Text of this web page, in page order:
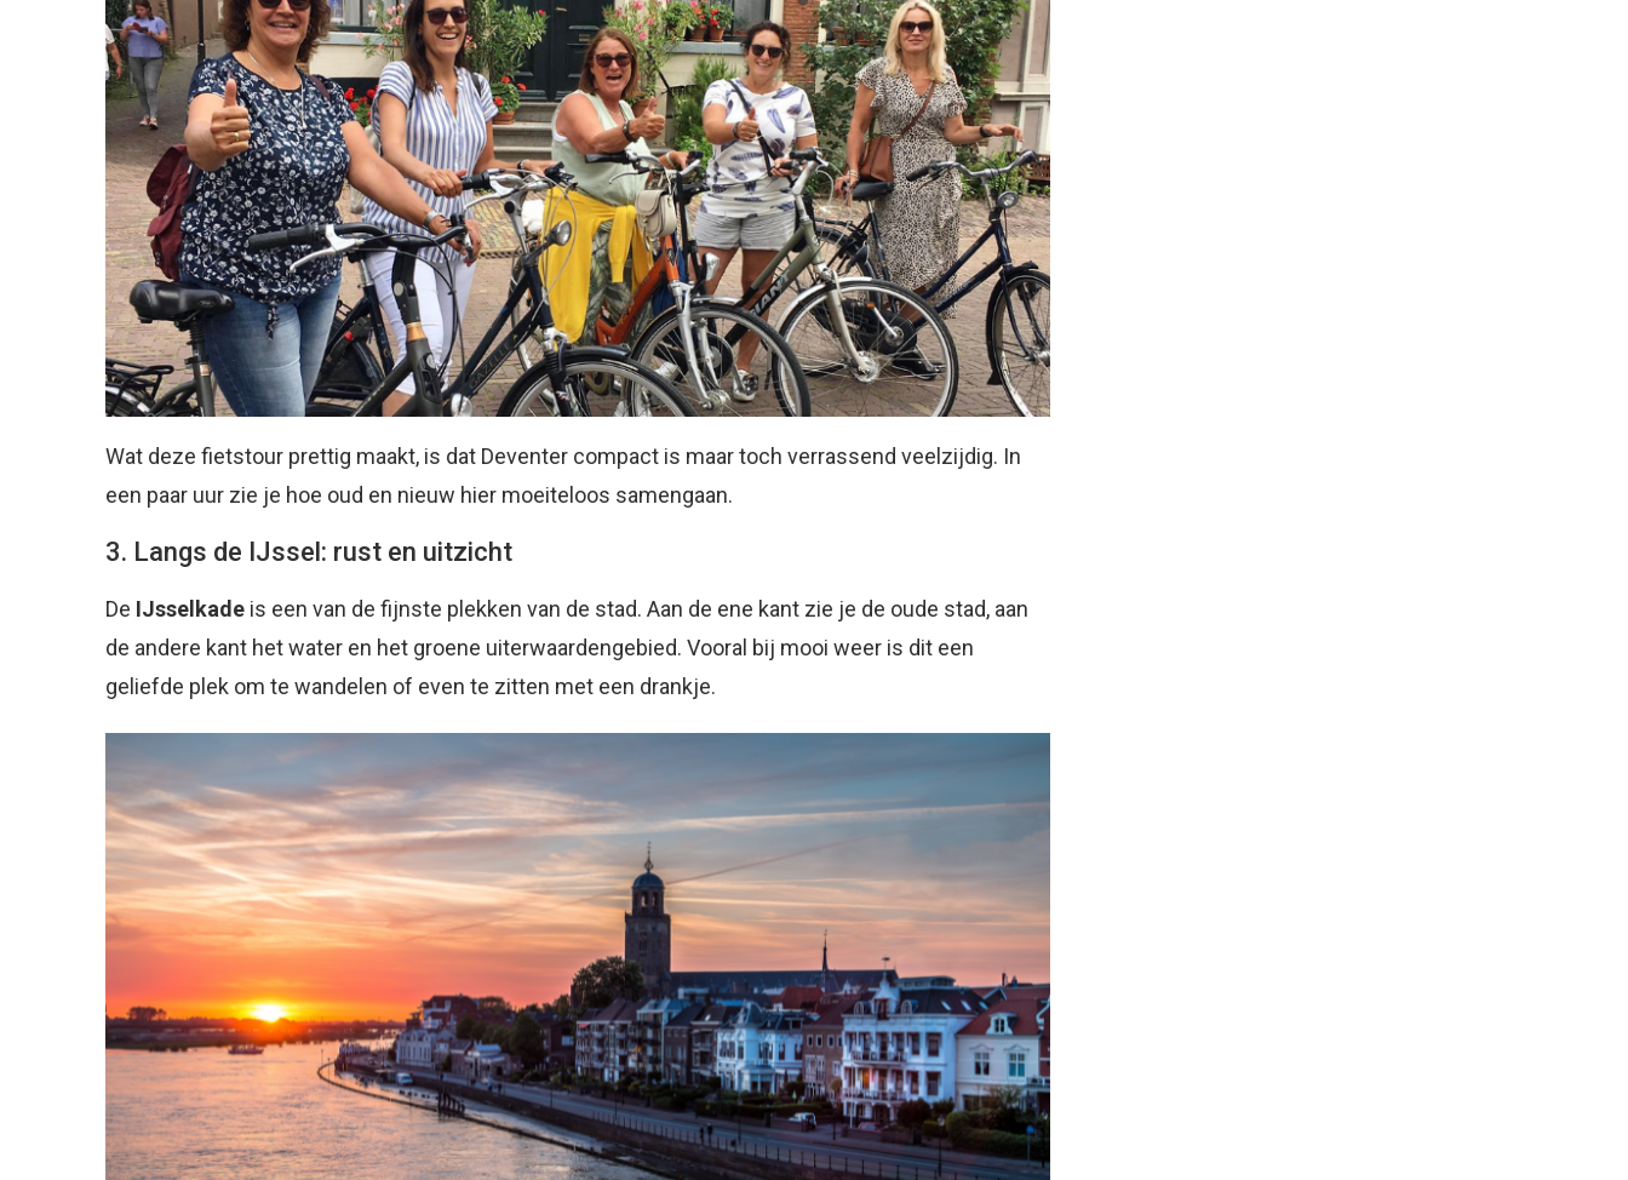
Wat deze fietstour prettig maakt, is dat Deventer compact is maar toch verrassend veelzijdig. In
een paar uur zie je hoe oud en nieuw hier moeiteloos samengaan.
3. Langs de IJssel: rust en uitzicht
De IJsselkade is een van de fijnste plekken van de stad. Aan de ene kant zie je de oude stad, aan
de andere kant het water en het groene uiterwaardengebied. Vooral bij mooi weer is dit een
geliefde plek om te wandelen of even te zitten met een drankje.